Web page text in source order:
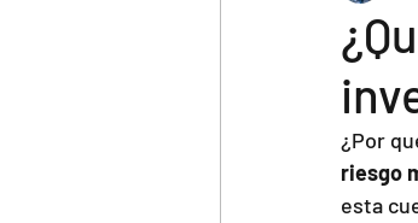
¿Por
riesgo
esta